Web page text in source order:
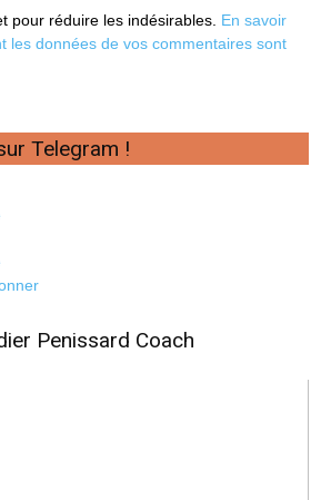
pour réduire les indésirables. En savoir
les données de vos commentaires sont
Telegram !
Penissard Coach